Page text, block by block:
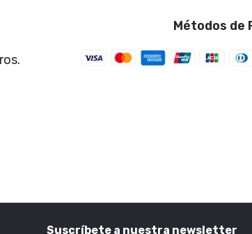
Métodos de
Suscríbete a nuestra newsletter